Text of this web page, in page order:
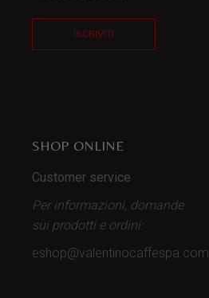
ISCRIVITI
SHOP ONLINE
Customer service
Per informazioni, domande
sui prodotti e ordini:
eshop@valentinocaffespa.com